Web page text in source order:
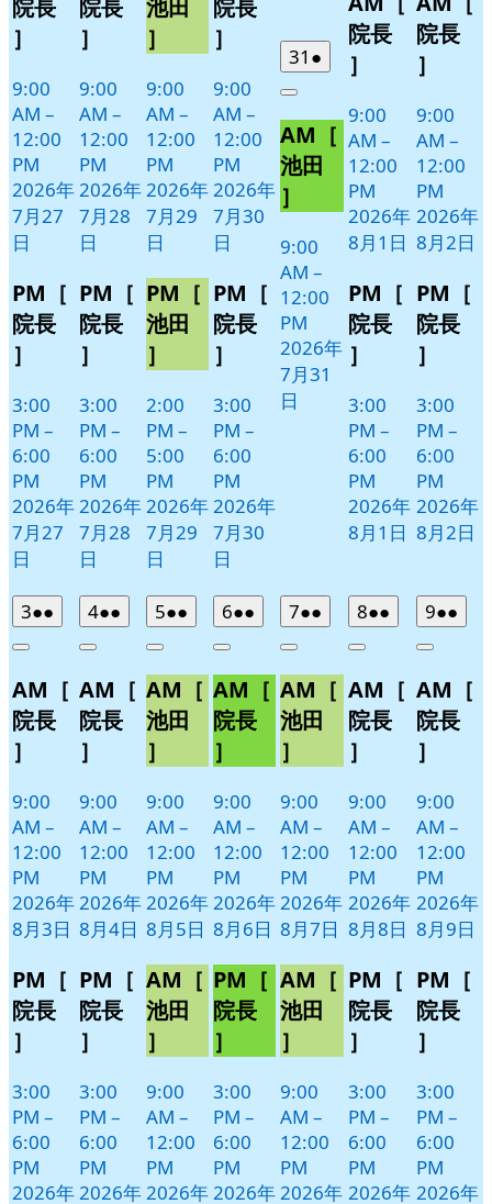
日
ト)
院長
］
9:00
AM –
12:00
PM
2026年
7月27
日
PM［
院長
］
3:00
PM –
6:00
PM
2026年
7月27
日
日
ト)
院長
］
9:00
AM –
12:00
PM
2026年
7月28
日
PM［
院長
］
3:00
PM –
6:00
PM
2026年
7月28
日
日
ト)
池田
］
9:00
AM –
12:00
PM
2026年
7月29
日
PM［
池田
］
2:00
PM –
5:00
PM
2026年
7月29
日
日
院長
］
9:00
AM –
12:00
PM
2026年
7月30
日
PM［
院長
］
3:00
PM –
6:00
PM
2026年
7月30
日
31 2026
年
月
31
日
●
件
イ
ベ
ト)
Close
AM［
池田
］
9:00
AM –
12:00
PM
2026年
7月31
日
1
日
ベ
院長
］
9:00
AM –
12:00
PM
2026年
8月1日
PM［
院長
］
3:00
PM –
6:00
PM
2026年
8月1日
2
日
ベ
院長
］
9:00
AM –
12:00
PM
2026年
8月2日
PM［
院長
］
3:00
PM –
6:00
PM
2026年
8月2日
32026
年
月
3
日
●●
件
イ
ベ
Close
AM［
院長
］
9:00
AM –
12:00
PM
2026年
8月3日
PM［
院長
］
3:00
PM –
6:00
PM
2026年
42026
年
月
4
日
●●
件
イ
ベ
Close
AM［
院長
］
9:00
AM –
12:00
PM
2026年
8月4日
PM［
院長
］
3:00
PM –
6:00
PM
2026年
52026
年
月
5
日
●●
件
イ
ベ
ト)
Close
AM［
池田
］
9:00
AM –
12:00
PM
2026年
8月5日
AM［
池田
］
9:00
AM –
12:00
PM
2026年
62026
年
月
6
日
●●
件
イ
ベ
ト)
Close
AM［
院長
］
9:00
AM –
12:00
PM
2026年
8月6日
PM［
院長
］
3:00
PM –
6:00
PM
2026年
72026
年
月
7
日
●●
件
イ
ベ
ト)
Close
AM［
池田
］
9:00
AM –
12:00
PM
2026年
8月7日
AM［
池田
］
9:00
AM –
12:00
PM
2026年
82026
年
月
8
日
●●
件
イ
ベ
Close
AM［
院長
］
9:00
AM –
12:00
PM
2026年
8月8日
PM［
院長
］
3:00
PM –
6:00
PM
2026年
92026
年
月
9
日
●●
件
イ
ベ
Close
AM［
院長
］
9:00
AM –
12:00
PM
2026年
8月9日
PM［
院長
］
3:00
PM –
6:00
PM
2026年